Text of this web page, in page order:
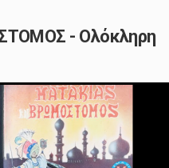
- Ολόκληρη